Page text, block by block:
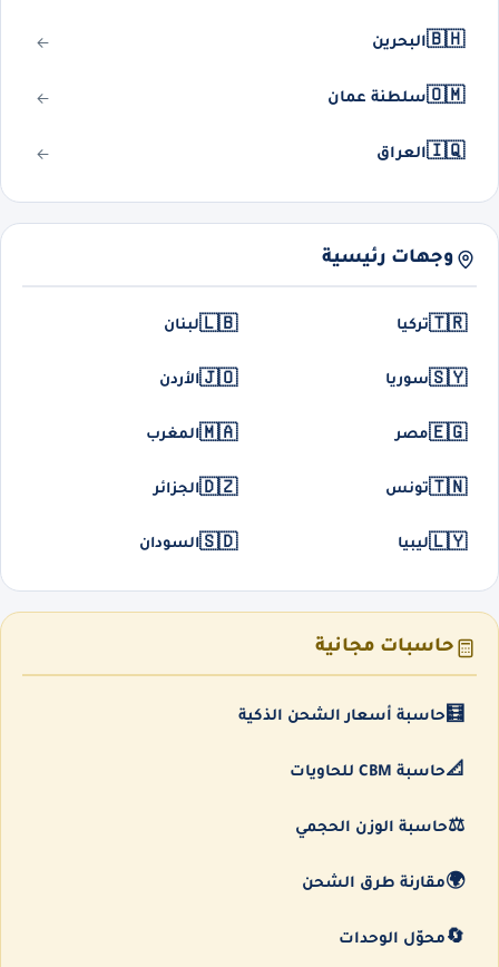
🇧🇭البحرين
🇴🇲سلطنة عمان
🇮🇶العراق
وجهات رئيسية
🇹🇷تركيا 🇱🇧لبنان
🇸🇾سوريا 🇯🇴الأردن
🇪🇬مصر 🇲🇦المغرب
🇹🇳تونس 🇩🇿الجزائر
🇱🇾ليبيا 🇸🇩السودان
حاسبات مجانية
🧮حاسبة أسعار الشحن الذكية
📐حاسبة CBM للحاويات
⚖️حاسبة الوزن الحجمي
🌍مقارنة طرق الشحن
🔄 محوّل الوحدات